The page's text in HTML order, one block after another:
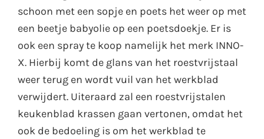
schoon met een sopje en poets het weer op met
een beetje babyolie op een poetsdoekje. Er is
ook een spray te koop namelijk het merk INNO-
X. Hierbij komt de glans van het roestvrijstaal
weer terug en wordt vuil van het werkblad
verwijdert. Uiteraard zal een roestvrijstalen
keukenblad krassen gaan vertonen, omdat het
ook de bedoeling is om het werkblad te